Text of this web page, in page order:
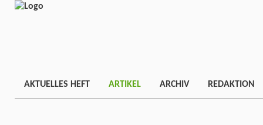
AKTUELLES HEFT ARTIKEL ARCHIV REDAKTION